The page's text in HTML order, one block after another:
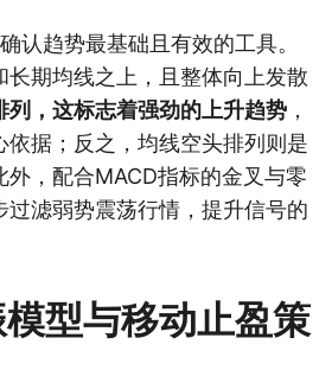
认趋势最基础且有效的工具。
长期均线之上，且整体向上发散
列，这标志着强劲的上升趋势 ，
依据；反之，均线空头排列则是
外，配合MACD指标的金叉与零
过滤弱势震荡行情，提升信号的
型与移动止盈策